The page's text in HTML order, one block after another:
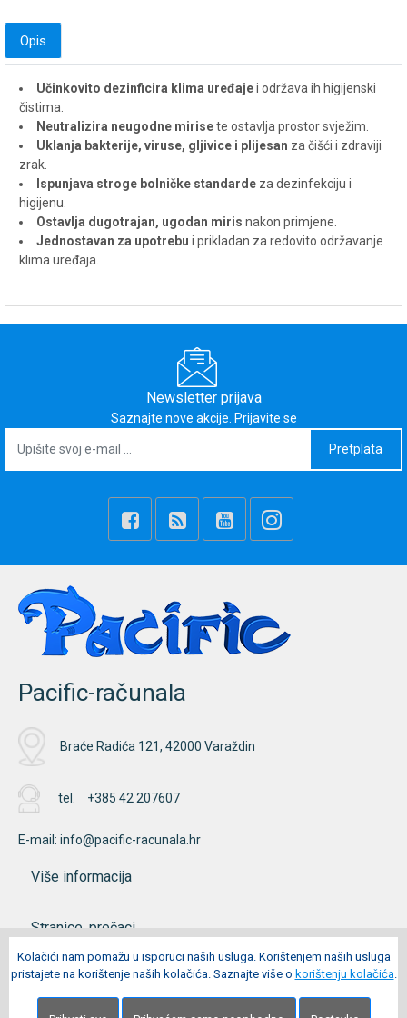
Opis
Učinkovito dezinficira klima uređajei održava ih higijenski
čistima.
Neutralizira neugodne mirisete ostavlja prostor svježim.
Uklanja bakterije, viruse, gljivice i plijesan za čišći i zdraviji
zrak.
Ispunjava stroge bolničke standarde za dezinfekciju i
higijenu.
Ostavlja dugotrajan, ugodan miris nakon primjene.
Jednostavan za upotrebu i prikladan za redovito održavanje
klima uređaja.
Newsletter prijava
Saznajte nove akcije. Prijavite se
Pretplata
Pacific-računala
Braće Radića 121, 42000 Varaždin
tel. +385 42 207607
E-mail: info@pacific-racunala.hr
Više informacija
Stranice, prečaci
Moj račun
Kolačići nam pomažu u isporuci naših usluga. Korištenjem naših usluga
pristajete na korištenje naših kolačića. Saznajte više o korištenju kolačića.